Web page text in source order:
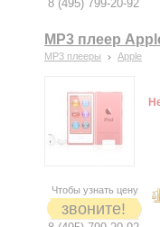
8 (495) 799-20-92
MP3 плеер
MP3 плееры Apple
Чтобы узнать цену
звоните!